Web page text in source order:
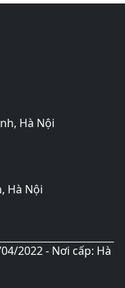
Hà Nội
Hà Nội
2022 - Nơi cấp: Hà